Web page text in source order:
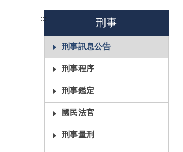
::: 刑事
刑事訊息公告
刑事程序
刑事鑑定
國民法官
刑事量刑